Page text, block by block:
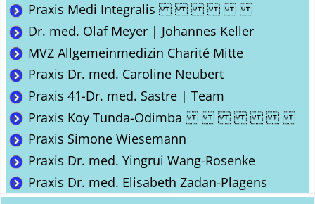
Praxis Medi Integralis
Dr. med. Olaf Meyer | Johannes Keller
MVZ Allgemeinmedizin Charité Mitte
Praxis Dr. med. Caroline Neubert
Praxis 41-Dr. med. Sastre | Team
Praxis Koy Tunda-Odimba
Praxis Simone Wiesemann
Praxis Dr. med. Yingrui Wang-Rosenke
Praxis Dr. med. Elisabeth Zadan-Plagens